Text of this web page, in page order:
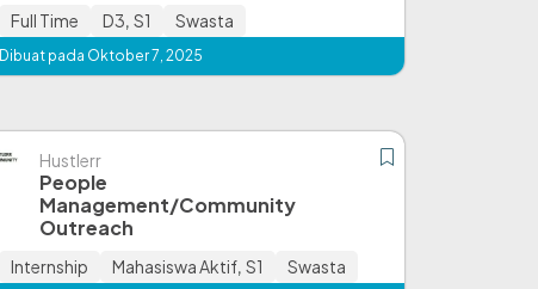
Full Time D3, S1 Swasta
Dibuat pada Oktober 7, 2025
Hustlerr
People
Management/Community
Outreach
Internship Mahasiswa Aktif, S1 Swasta